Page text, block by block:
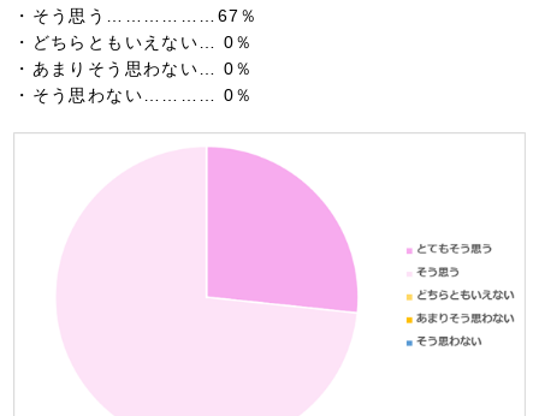
・そう思う………………67％
・どちらともいえない… 0％
・あまりそう思わない… 0％
・そう思わない………… 0％